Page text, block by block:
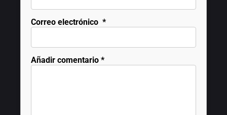
Correo electrónico *
Añadir comentario *